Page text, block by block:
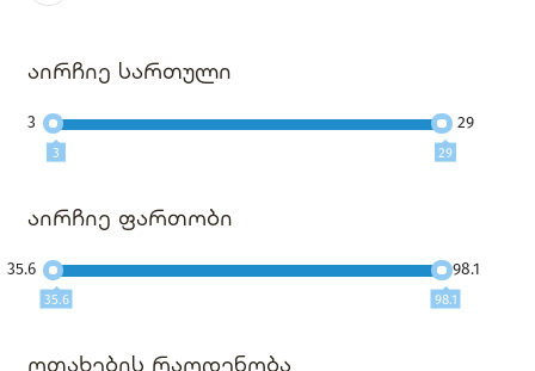
აირჩიე სართული
3
3 29
29
აირჩიე ფართობი
35.6
35.6 98.1
98.1
ოთახების რაოდენობა